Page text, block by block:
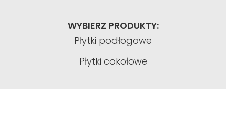
WYBIERZ PRODUKTY:
Płytki podłogowe
Płytki cokołowe